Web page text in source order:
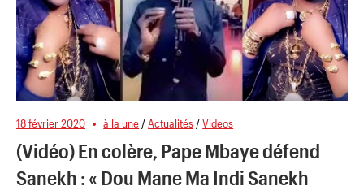
18 février 2020 à la une /Actualités /Videos
(Vidéo) En colère, Pape Mbaye défend
Sanekh : « Dou Mane Ma Indi Sanekh